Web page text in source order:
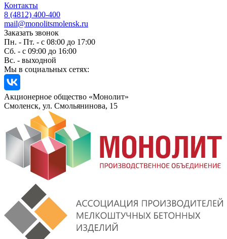
Контакты
8 (4812) 400-400
mail@monolitsmolensk.ru
Заказать звонок
Пн. - Пт. - с 08:00 до 17:00
Сб. - с 09:00 до 16:00
Вс. - выходной
Мы в социальных сетях:
Акционерное общество «Монолит»
Смоленск, ул. Смольянинова, 15